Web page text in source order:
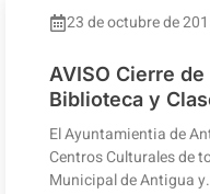
23 de octubre de
AVISO Cierre
Biblioteca y
El Ayuntamientia de
Centros Culturales de
Municipal de Antigua